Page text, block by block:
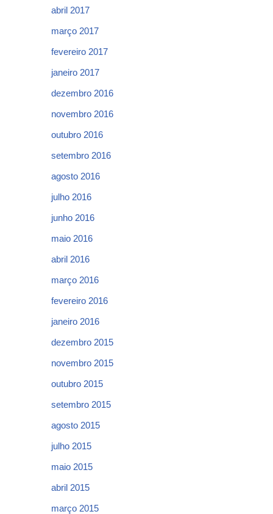
abril 2017
março 2017
fevereiro 2017
janeiro 2017
dezembro 2016
novembro 2016
outubro 2016
setembro 2016
agosto 2016
julho 2016
junho 2016
maio 2016
abril 2016
março 2016
fevereiro 2016
janeiro 2016
dezembro 2015
novembro 2015
outubro 2015
setembro 2015
agosto 2015
julho 2015
maio 2015
abril 2015
março 2015